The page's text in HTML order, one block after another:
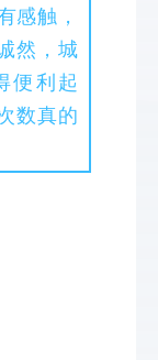
感触，
然，城
便利起
数真的